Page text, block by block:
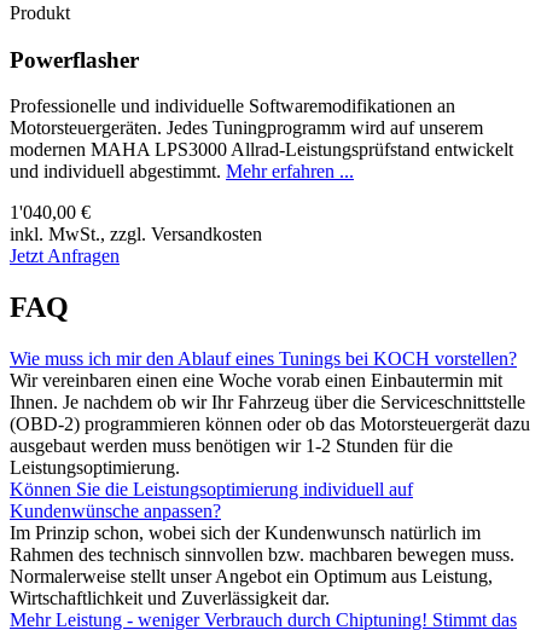
Produkt
Powerflasher
Professionelle und individuelle Softwaremodifikationen an
Motorsteuergeräten. Jedes Tuningprogramm wird auf unserem
modernen MAHA LPS3000 Allrad-Leistungsprüfstand entwickelt
und individuell abgestimmt. Mehr erfahren ...
1'040,00 €
inkl. MwSt., zzgl. Versandkosten
Jetzt Anfragen
FAQ
Wie muss ich mir den Ablauf eines Tunings bei KOCH vorstellen?
Wir vereinbaren einen eine Woche vorab einen Einbautermin mit
Ihnen. Je nachdem ob wir Ihr Fahrzeug über die Serviceschnittstelle
(OBD-2) programmieren können oder ob das Motorsteuergerät dazu
ausgebaut werden muss benötigen wir 1-2 Stunden für die
Leistungsoptimierung.
Können Sie die Leistungsoptimierung individuell auf
Kundenwünsche anpassen?
Im Prinzip schon, wobei sich der Kundenwunsch natürlich im
Rahmen des technisch sinnvollen bzw. machbaren bewegen muss.
Normalerweise stellt unser Angebot ein Optimum aus Leistung,
Wirtschaftlichkeit und Zuverlässigkeit dar.
Mehr Leistung - weniger Verbrauch durch Chiptuning! Stimmt das